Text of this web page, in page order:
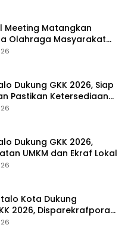
Meeting Matangkan
Olahraga Masyarakat
Dukung GKK 2026, Siap
Pastikan Ketersediaan
Dukung GKK 2026,
UMKM dan Ekraf Lokal
Kota Dukung
2026, Disparekrafpora
Sektor